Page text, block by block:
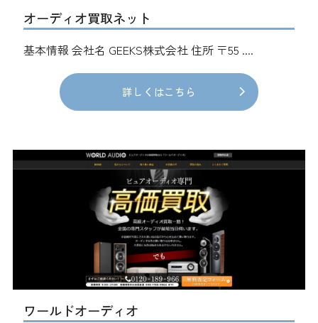
オーディオ買取ネット
基本情報 会社名 GEEKS株式会社 住所 〒55 ....
詳しくはこちら
ワールドオーディオ